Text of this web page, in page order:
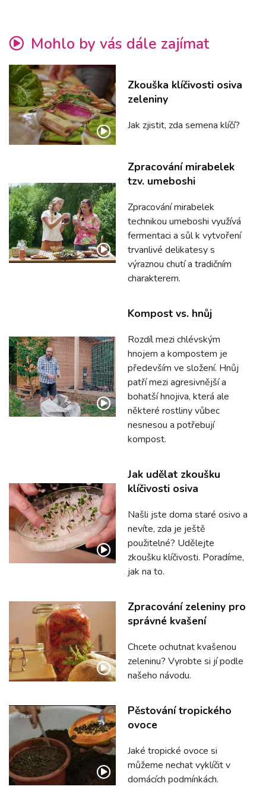
Mohlo by vás dále zajímat
Zkouška klíčivosti osiva
zeleniny
Jak zjistit, zda semena klíčí?
Zpracování mirabelek
tzv. umeboshi
Zpracování mirabelek
technikou umeboshi využívá
fermentaci a sůl k vytvoření
trvanlivé delikatesy s
výraznou chutí a tradičním
charakterem.
Kompost vs. hnůj
Rozdíl mezi chlévským
hnojem a kompostem je
především ve složení. Hnůj
patří mezi agresivnější a
bohatší hnojiva, která ale
některé rostliny vůbec
nesnesou a potřebují
kompost.
Jak udělat zkoušku
klíčivosti osiva
Našli jste doma staré osivo a
nevíte, zda je ještě
použitelné? Udělejte
zkoušku klíčivosti. Poradíme,
jak na to.
Zpracování zeleniny pro
správné kvašení
Chcete ochutnat kvašenou
zeleninu? Vyrobte si jí podle
našeho návodu.
Pěstování tropického
ovoce
Jaké tropické ovoce si
můžeme nechat vyklíčit v
domácích podmínkách.